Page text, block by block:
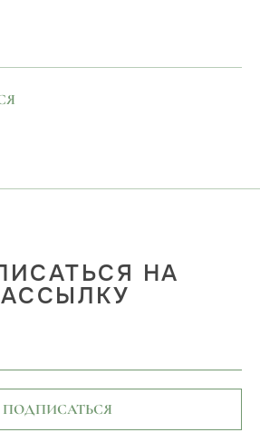
НА
ПОДПИСАТЬСЯ